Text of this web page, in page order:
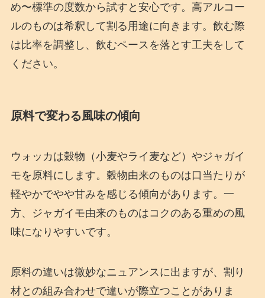
め〜標準の度数から試すと安心です。高アルコー
ルのものは希釈して割る用途に向きます。飲む際
は比率を調整し、飲むペースを落とす工夫をして
ください。
原料で変わる風味の傾向
ウォッカは穀物（小麦やライ麦など）やジャガイ
モを原料にします。穀物由来のものは口当たりが
軽やかでやや甘みを感じる傾向があります。一
方、ジャガイモ由来のものはコクのある重めの風
味になりやすいです。
原料の違いは微妙なニュアンスに出ますが、割り
材との組み合わせで違いが際立つことがありま